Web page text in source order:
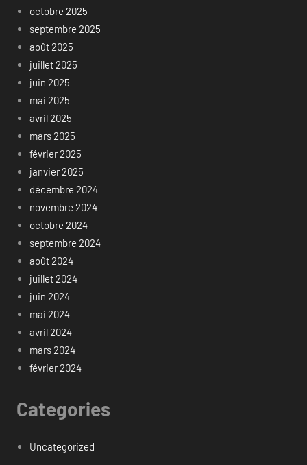
octobre 2025
septembre 2025
août 2025
juillet 2025
juin 2025
mai 2025
avril 2025
mars 2025
février 2025
janvier 2025
décembre 2024
novembre 2024
octobre 2024
septembre 2024
août 2024
juillet 2024
juin 2024
mai 2024
avril 2024
mars 2024
février 2024
Categories
Uncategorized